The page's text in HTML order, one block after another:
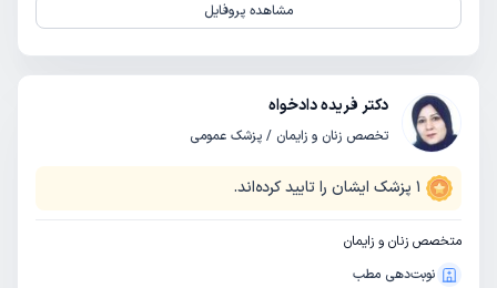
مشاهده پروفایل
دکتر فریده دادخواه
تخصص زنان و زایمان / پزشک عمومی
1 پزشک ایشان را تایید کرده‌اند.
متخصص زنان و زایمان
نوبت‌دهی مطب